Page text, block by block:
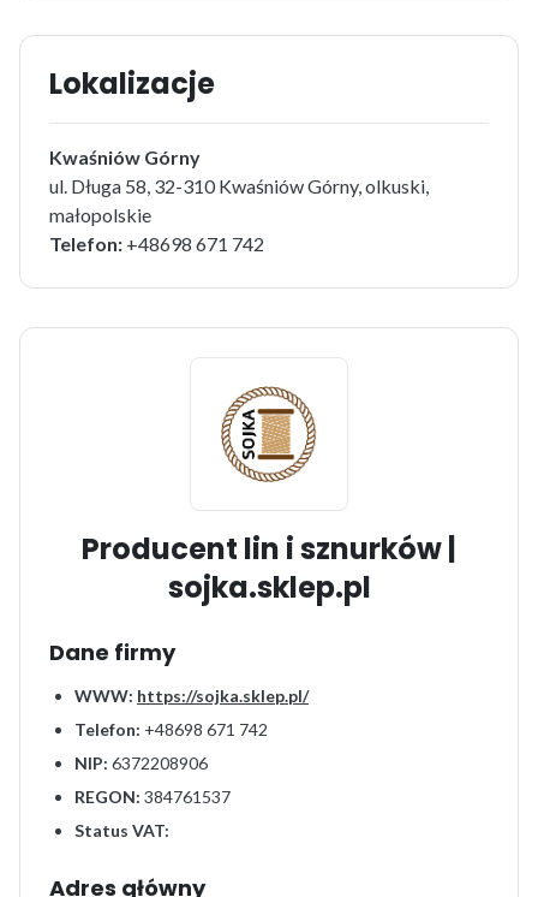
Lokalizacje
Kwaśniów Górny
ul. Długa 58, 32-310 Kwaśniów Górny, olkuski,
małopolskie
Telefon: +48698 671 742
Producent lin i sznurków |
sojka.sklep.pl
Dane firmy
WWW: https://sojka.sklep.pl/
Telefon: +48698 671 742
NIP: 6372208906
REGON: 384761537
Status VAT:
Adres główny